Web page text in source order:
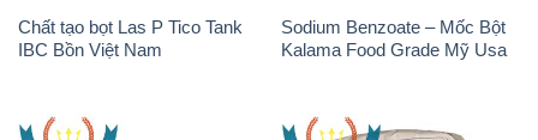
Chất tạo bọt Las P Tico Tank
IBC Bồn Việt Nam
Sodium Benzoate – Mốc Bột
Kalama Food Grade Mỹ Usa